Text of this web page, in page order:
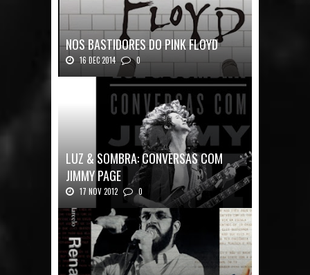
NOS BASTIDORES DO PINK FLOYD
16 DEC 2014 0
Nos Bastidores do Pink Floyd Autor: Mark B...
LUZ & SOMBRA: CONVERSAS COM
JIMMY PAGE
17 NOV 2012 0
Luz & Sombra: Conversas com Jimmy Pag...